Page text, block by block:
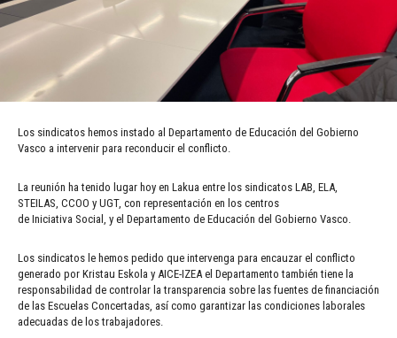
Los sindicatos hemos instado al Departamento de Educación del Gobierno
Vasco a intervenir para reconducir el conflicto.
La reunión ha tenido lugar hoy en Lakua entre los sindicatos LAB, ELA,
STEILAS, CCOO y UGT, con representación en los centros
de Iniciativa Social, y el Departamento de Educación del Gobierno Vasco.
Los sindicatos le hemos pedido que intervenga para encauzar el conflicto
generado por Kristau Eskola y AICE-IZEA el Departamento también tiene la
responsabilidad de controlar la transparencia sobre las fuentes de financiación
de las Escuelas Concertadas, así como garantizar las condiciones laborales
adecuadas de los trabajadores.